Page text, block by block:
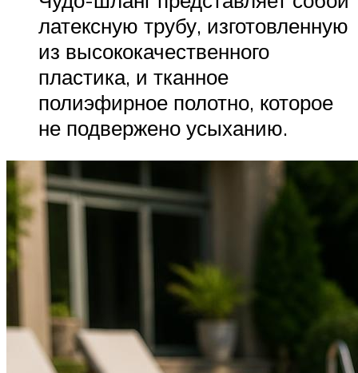
латексную трубу, изготовленную
из высококачественного
пластика, и тканное
полиэфирное полотно, которое
не подвержено усыханию.